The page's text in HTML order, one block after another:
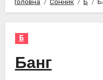
Головна Сонник Б
Б
Банг